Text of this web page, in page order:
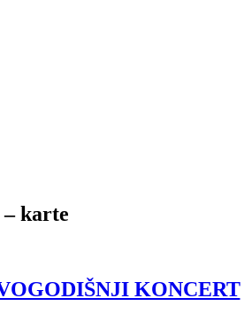
karte
KONCERT